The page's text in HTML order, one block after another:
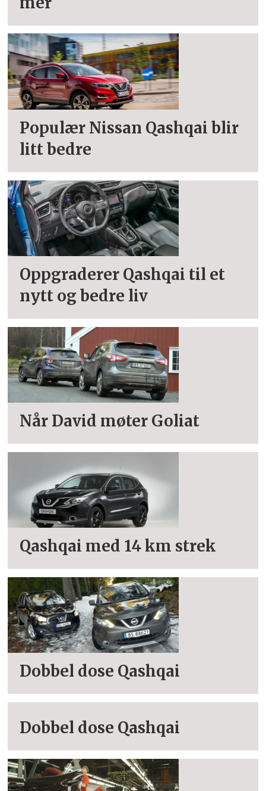
Populær Nissan Qashqai blir
litt bedre
Oppgraderer Qashqai til et
nytt og bedre liv
Når David møter Goliat
Qashqai med 14 km strek
Dobbel dose Qashqai
Dobbel dose Qashqai